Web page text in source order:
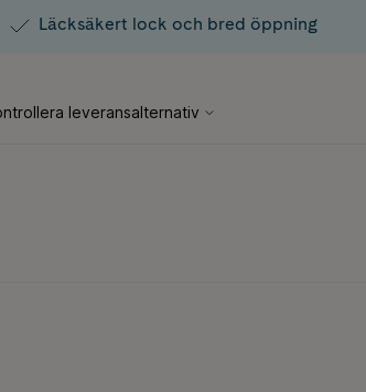
Läcksäkert lock och bred öppning